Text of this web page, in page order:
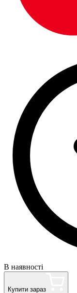
В наявності
Купити зараз